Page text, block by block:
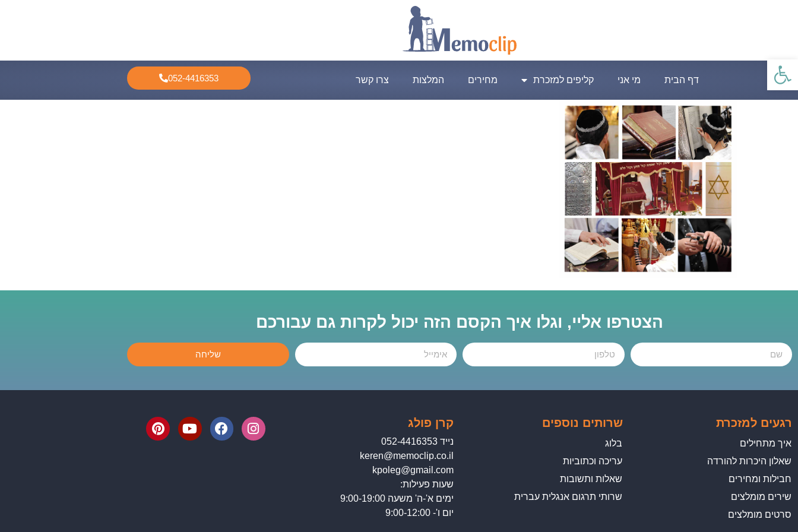
פתח סרגל נגישות
דף הבית מי אני קליפים למזכרת מחירים המלצות צרו קשר 052-4416353
הצטרפו אליי, וגלו איך הקסם הזה יכול לקרות גם עבורכם
שליחה
רגעים למזכרת
איך מתחילים
שאלון היכרות להורדה
חבילות ומחירים
שירים מומלצים
סרטים מומלצים
שרותים נוספים
בלוג
עריכה וכתוביות
שאלות ותשובות
שרותי תרגום אנגלית עברית
קרן פולג
נייד 052-4416353
keren@memoclip.co.il
kpoleg@gmail.com
שעות פעילות:
ימים א'-ה' משעה 9:00-19:00
יום ו'- 9:00-12:00